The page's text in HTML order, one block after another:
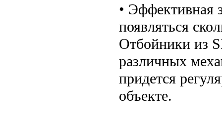
• Эффективная
появляться
Отбойники из
различных
придется
объекте.